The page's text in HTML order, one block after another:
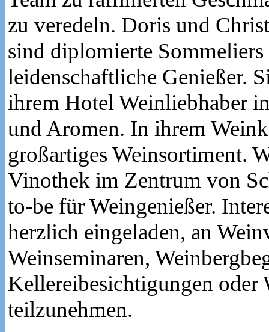
zu veredeln. Doris und
sind diplomierte Sommeliers
leidenschaftliche Genießer.
ihrem Hotel Weinliebhaber
und Aromen. In ihrem
großartiges Weinsortiment.
Vinothek im Zentrum von
to-be für Weingenießer.
herzlich eingeladen, an
Weinseminaren,
Kellereibesichtigungen oder
teilzunehmen.